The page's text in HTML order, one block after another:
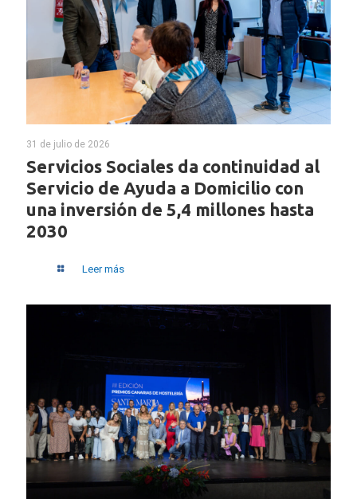
31 de julio de 2026
Servicios Sociales da continuidad al
Servicio de Ayuda a Domicilio con
una inversión de 5,4 millones hasta
2030
Leer más